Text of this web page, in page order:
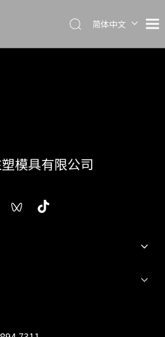
简体中文
模具有限公司